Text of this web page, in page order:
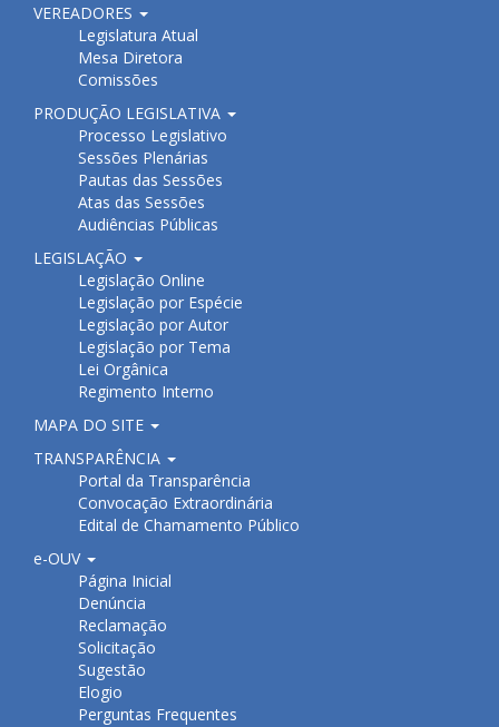
VEREADORES
Legislatura Atual
Mesa Diretora
Comissões
PRODUÇÃO LEGISLATIVA
Processo Legislativo
Sessões Plenárias
Pautas das Sessões
Atas das Sessões
Audiências Públicas
LEGISLAÇÃO
Legislação Online
Legislação por Espécie
Legislação por Autor
Legislação por Tema
Lei Orgânica
Regimento Interno
MAPA DO SITE
TRANSPARÊNCIA
Portal da Transparência
Convocação Extraordinária
Edital de Chamamento Público
e-OUV
Página Inicial
Denúncia
Reclamação
Solicitação
Sugestão
Elogio
Perguntas Frequentes